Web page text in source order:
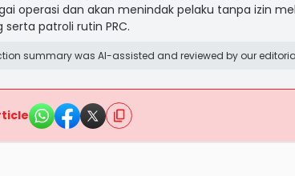
operasi dan akan menindak pelaku tanpa izin
serta patroli rutin PRC.
summary was AI-assisted and reviewed by our